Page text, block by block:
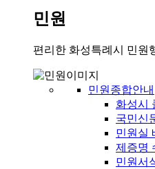
민원
편리한 화성특례시 민원
민원종합안내
화성시
국민신
민원실
제증명
민원서